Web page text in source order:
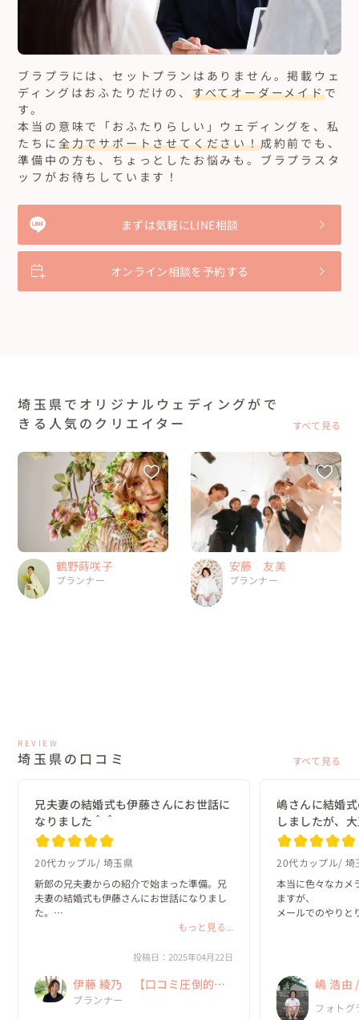
ブラプラには、セットプランはありません。掲載ウェ
ディングはおふたりだけの、 すべてオーダーメイドで
す。
本当の意味で「おふたりらしい」ウェディングを、私
たちに 全力でサポートさせてください！成約前でも、
準備中の方も、ちょっとしたお悩みも。ブラプラスタ
ッフがお待ちしています！
まずは気軽にLINE相談
オンライン相談を予約する
埼玉県でオリジナルウェディングがで
きる人気のクリエイター
すべて見る
鶴野蒔咲子
プランナー
安藤 友美
プランナー
REVIEW
埼玉県の口コミ すべて見る
兄夫妻の結婚式も伊藤さんにお世話に
なりました＾＾
20代カップル 埼玉県
新郎の兄夫妻からの紹介で始まった準備。兄
夫妻の結婚式も伊藤さんにお世話になりまし
た。
婚してすぐ子どもを授かり、出産前に式をあ
た日は緊急事態宣言のなか。やむなく延期し
ま...
もっと見る...
投稿日：2025年04月22日
伊藤 綾乃 【口コミ圧倒的
No.1！ 「NO」とは言わない
プランナー
嶋さんに結婚
しましたが、
20代カップル 埼
本当に色々なカメ
ますが、
メールでのやりと
素を引き出してく
嶋 浩由
フォトグ